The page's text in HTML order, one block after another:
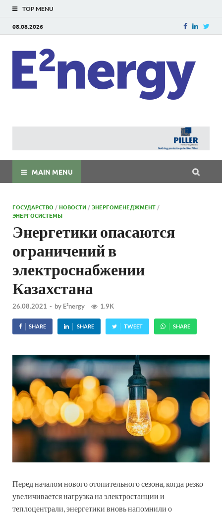
TOP MENU
08.08.2026
MAIN MENU
ГОСУДАРСТВО /НОВОСТИ /ЭНЕРГОМЕНЕДЖМЕНТ /
ЭНЕРГОСИСТЕМЫ
Энергетики опасаются
ограничений в
электроснабжении
Казахстана
26.08.2021 - by E²nergy 1.9K
SHARE SHARE TWEET SHARE
Перед началом нового отопительного сезона, когда резко
увеличивается нагрузка на электростанции и
теплоцентрали, энергетики вновь напомнили о